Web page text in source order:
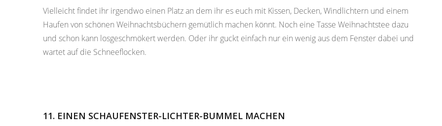
Vielleicht findet ihr irgendwo einen Platz an dem ihr es euch mit Kissen, Decken, Windlichtern und einem
Haufen von schönen Weihnachtsbüchern gemütlich machen könnt. Noch eine Tasse Weihnachtstee dazu
und schon kann losgeschmökert werden. Oder ihr guckt einfach nur ein wenig aus dem Fenster dabei und
wartet auf die Schneeflocken.
11. EINEN SCHAUFENSTER-LICHTER-BUMMEL MACHEN